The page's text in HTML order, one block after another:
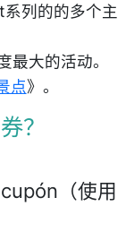
列的的多个主
最大的活动。
点》。
？
（使用